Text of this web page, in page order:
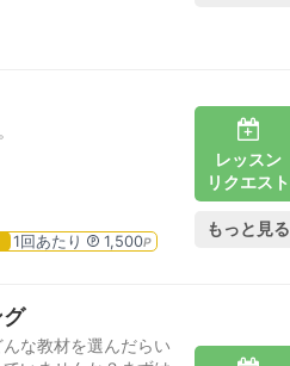
1回あたり 1,500P
レッスン
リクエスト
もっと見る
な教材を選んだらい